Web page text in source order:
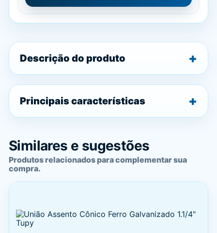
Descrição do produto
Principais características
Similares e sugestões
Produtos relacionados para complementar sua
compra.